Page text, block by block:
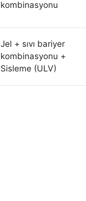
kombinasyonu
Jel + sıvı bariyer
kombinasyonu +
Sisleme (ULV)